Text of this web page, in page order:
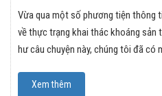
Vừa qua một số phương tiện thông
về thực trạng khai thác khoáng sản
hư câu chuyện này, chúng tôi đã có
Xem thêm